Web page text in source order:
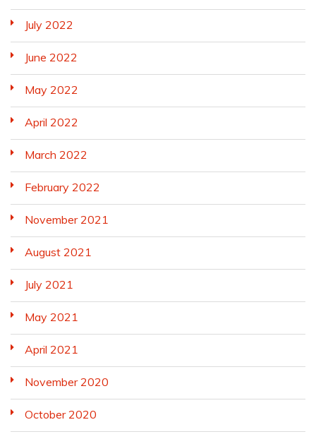
July 2022
June 2022
May 2022
April 2022
March 2022
February 2022
November 2021
August 2021
July 2021
May 2021
April 2021
November 2020
October 2020